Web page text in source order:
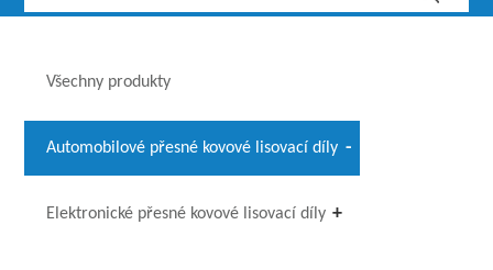
Všechny produkty
Automobilové přesné kovové lisovací díly
Elektronické přesné kovové lisovací díly